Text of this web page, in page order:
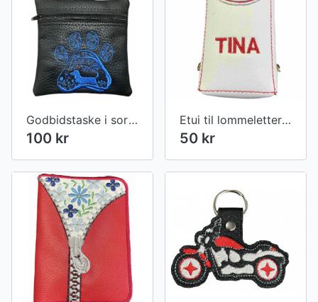
Godbidstaske i sort kunstlæder med hunderace i stor pote
100 kr
Etui til lommeletter med navn og 1 pakke lommeletter
50 kr